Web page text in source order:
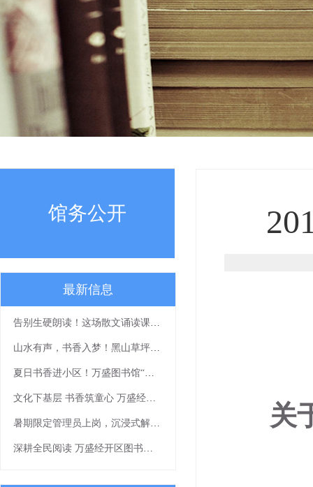
馆务公开
最新信息
告别生硬朗读！这场散文诵读课带你读出文字细腻感
山水有声，书香入梦！黑山草坪展演精彩绽放
夏日书香进小区！万盛图书馆“清凉一夏”流动阅读活动等你来打卡
文化下基层 书香筑童心 万盛经开区图书馆公益讲座《我有一个梦想》走进社区
暑期限定管理员上岗，沉浸式解锁书香假期
深耕全民阅读 万盛经开区图书馆《让我们一起读书吧》书香课堂顺利开展
关